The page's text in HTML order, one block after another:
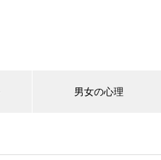
男女の心理